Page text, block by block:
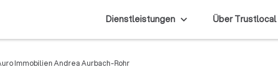
Dienstleistungen Über Trustlocal
Immobilien Andrea Aurbach-Rohr